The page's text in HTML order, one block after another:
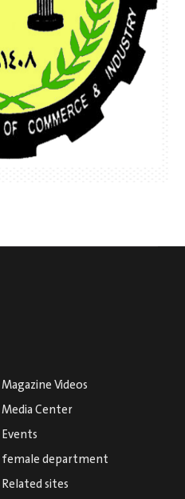
Magazine Videos
Media Center
Events
female department
Related sites